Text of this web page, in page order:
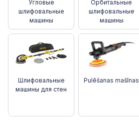
Угловые
шлифовальные
машины
Орбитальные
шлифовальные
машины
Шлифовальные
машины для стен
Pulēšanas mašīnas